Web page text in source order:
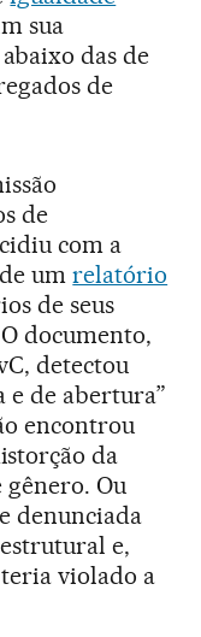
sua
das de
de
de
com a
umrelatório
de seus
documento,
detectou
e de abertura”
encontrou
da
Ou
denunciada
e,
violado a